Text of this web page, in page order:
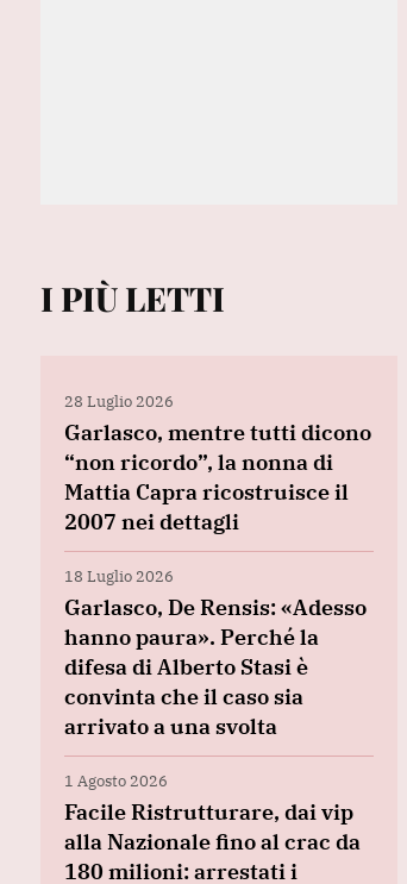
I PIÙ LETTI
28 Luglio 2026
Garlasco, mentre tutti dicono
“non ricordo”, la nonna di
Mattia Capra ricostruisce il
2007 nei dettagli
18 Luglio 2026
Garlasco, De Rensis: «Adesso
hanno paura». Perché la
difesa di Alberto Stasi è
convinta che il caso sia
arrivato a una svolta
1 Agosto 2026
Facile Ristrutturare, dai vip
alla Nazionale fino al crac da
180 milioni: arrestati i